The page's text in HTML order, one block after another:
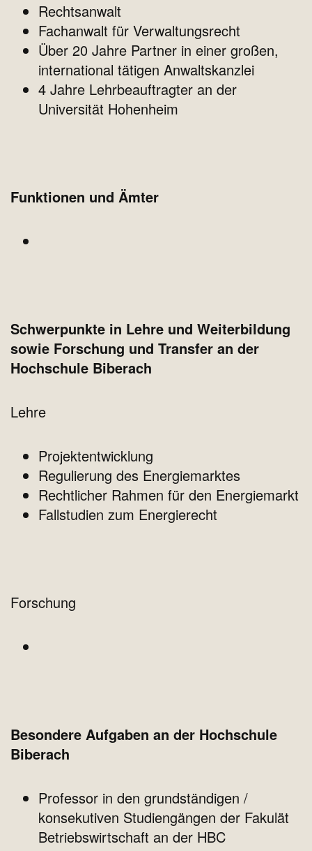
Rechtsanwalt
Fachanwalt für Verwaltungsrecht
Über 20 Jahre Partner in einer großen,
international tätigen Anwaltskanzlei
4 Jahre Lehrbeauftragter an der
Universität Hohenheim
Funktionen und Ämter
Schwerpunkte in Lehre und Weiterbildung
sowie Forschung und Transfer an der
Hochschule Biberach
Lehre
Projektentwicklung
Regulierung des Energiemarktes
Rechtlicher Rahmen für den Energiemarkt
Fallstudien zum Energierecht
Forschung
Besondere Aufgaben an der Hochschule
Biberach
Professor in den grundständigen /
konsekutiven Studiengängen der Fakulät
Betriebswirtschaft an der HBC